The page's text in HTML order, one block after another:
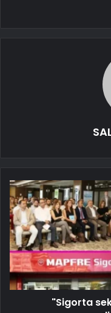
"Sigorta